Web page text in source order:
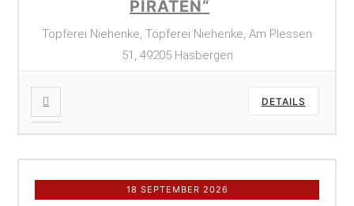
PIRATEN“
Töpferei Niehenke, Töpferei Niehenke, Am Plessen
51, 49205 Hasbergen
DETAILS
18 SEPTEMBER 2026